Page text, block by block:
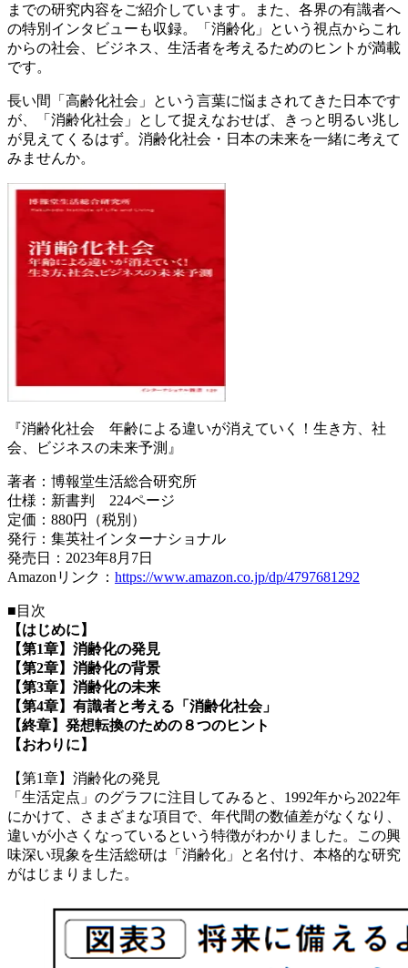
までの研究内容をご紹介しています。また、各界の有識者へ
の特別インタビューも収録。「消齢化」という視点からこれ
からの社会、ビジネス、生活者を考えるためのヒントが満載
です。
長い間「高齢化社会」という言葉に悩まされてきた日本です
が、「消齢化社会」として捉えなおせば、きっと明るい兆し
が見えてくるはず。消齢化社会・日本の未来を一緒に考えて
みませんか。
『消齢化社会 年齢による違いが消えていく！生き方、社
会、ビジネスの未来予測』
著者：博報堂生活総合研究所
仕様：新書判 224ページ
定価：880円（税別）
発行：集英社インターナショナル
発売日：2023年8月7日
Amazonリンク： https://www.amazon.co.jp/dp/4797681292
■目次
【はじめに】
【第1章】消齢化の発見
【第2章】消齢化の背景
【第3章】消齢化の未来
【第4章】有識者と考える「消齢化社会」
【終章】発想転換のための８つのヒント
【おわりに】
【第1章】消齢化の発見
「生活定点」のグラフに注目してみると、1992年から2022年
にかけて、さまざまな項目で、年代間の数値差がなくなり、
違いが小さくなっているという特徴がわかりました。この興
味深い現象を生活総研は「消齢化」と名付け、本格的な研究
がはじまりました。